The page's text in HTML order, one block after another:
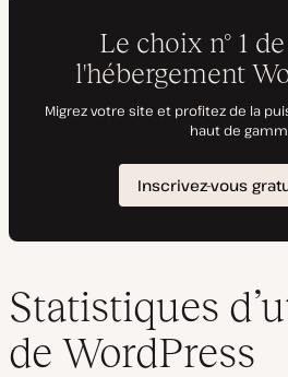
Statistiques
de WordPress